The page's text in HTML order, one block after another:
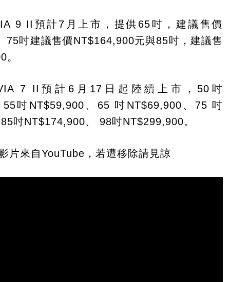
9 II預計7月上市，提供65吋，建議售價
75吋建議售價NT$164,900元與85吋，建議售
。
7 II預計6月17日起陸續上市，50吋
55吋NT$59,900、65 吋NT$69,900、75 吋
吋NT$174,900、 98吋NT$299,900。
片來自YouTube，若遭移除請見諒